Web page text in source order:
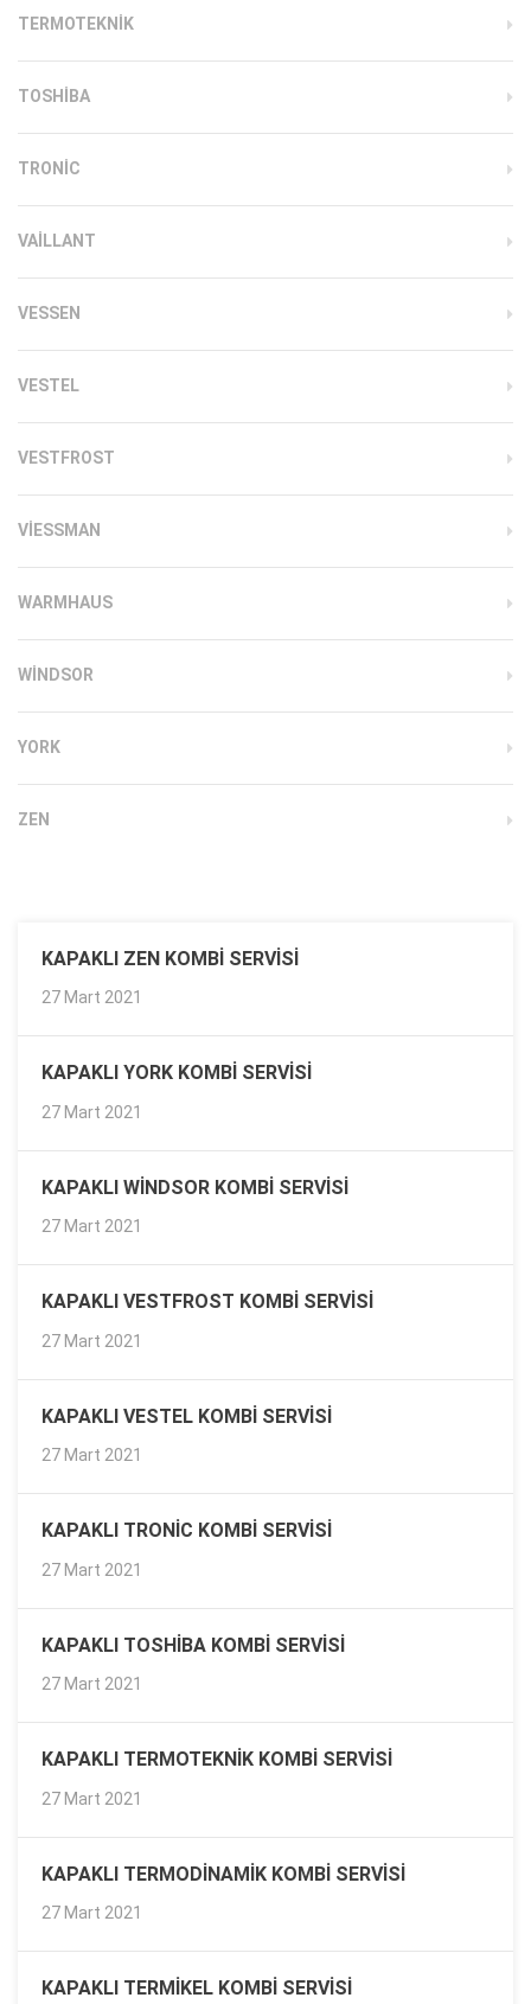
TERMOTEKNIK
TOSHIBA
TRONIC
VAILLANT
VESSEN
VESTEL
VESTFROST
VIESSMAN
WARMHAUS
WINDSOR
YORK
ZEN
KAPAKLI ZEN KOMBI SERVISI
27 Mart 2021
KAPAKLI YORK KOMBI SERVISI
27 Mart 2021
KAPAKLI WINDSOR KOMBI SERVISI
27 Mart 2021
KAPAKLI VESTFROST KOMBI SERVISI
27 Mart 2021
KAPAKLI VESTEL KOMBI SERVISI
27 Mart 2021
KAPAKLI TRONIC KOMBI SERVISI
27 Mart 2021
KAPAKLI TOSHIBA KOMBI SERVISI
27 Mart 2021
KAPAKLI TERMOTEKNIK KOMBI SERVISI
27 Mart 2021
KAPAKLI TERMODINAMIK KOMBI SERVISI
27 Mart 2021
KAPAKLI TERMIKEL KOMBI SERVISI